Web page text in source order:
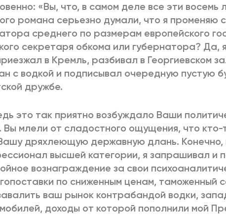
«Вы, что, в самом деле все эти восемь
романа серьезно думали, что я променяю
среднего по размерам европейского
секретаря обкома или губернатора? Да,
в Кремль, разбивал в Георгиевском
с водкой и подписывал очередную пустую
дружбе.
это так приятно возбуждало Ваши
Вы млели от сладостного ощущения, что
дряхлеющую державную длань. Конечно,
высшей категории, я запрашивал и
вознаграждение за свои
по сниженным ценам, таможенный
ваш рынок контрабандой водки,
доходы от которой пополнили мой